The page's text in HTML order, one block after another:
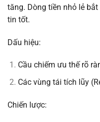
tăng. Dòng tiền nhỏ lẻ
tin tốt.
Dấu hiệu:
Cầu chiếm ưu thế rõ
Các vùng tái tích lũy
Chiến lược: